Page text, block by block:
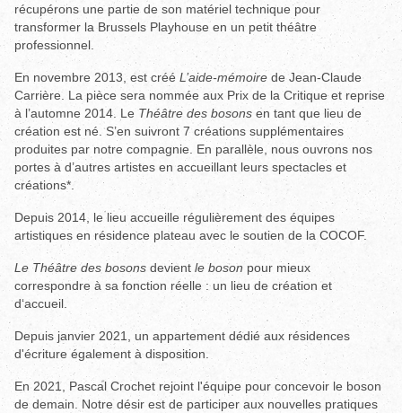
récupérons une partie de son matériel technique pour
transformer la Brussels Playhouse en un petit théâtre
professionnel.
En novembre 2013, est créé L’aide-mémoirede Jean-Claude
Carrière. La pièce sera nommée aux Prix de la Critique et reprise
à l’automne 2014. Le Théâtre des bosonsen tant que lieu de
création est né. S’en suivront 7 créations supplémentaires
produites par notre compagnie. En parallèle, nous ouvrons nos
portes à d’autres artistes en accueillant leurs spectacles et
créations*.
Depuis 2014, le lieu accueille régulièrement des équipes
artistiques en résidence plateau avec le soutien de la COCOF.
Le Théâtre des bosons devient le boson pour mieux
correspondre à sa fonction réelle : un lieu de création et
d‘accueil.
Depuis janvier 2021, un appartement dédié aux résidences
d'écriture également à disposition.
En 2021, Pascal Crochet rejoint l'équipe pour concevoir le boson
de demain. Notre désir est de participer aux nouvelles pratiques